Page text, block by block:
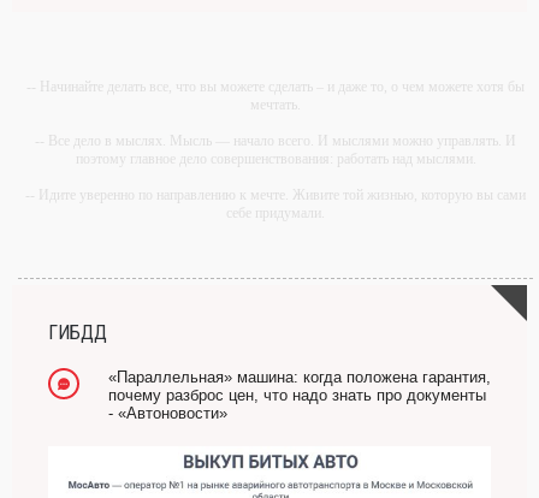
-- Начинайте делать все, что вы можете сделать – и даже то, о чем можете хотя бы
мечтать.
-- Все дело в мыслях. Мысль — начало всего. И мыслями можно управлять. И
поэтому главное дело совершенствования: работать над мыслями.
-- Идите уверенно по направлению к мечте. Живите той жизнью, которую вы сами
себе придумали.
-- Лучшее, что можно сделать с хорошим советом, это пропустить его мимо ушей.
Он никогда не бывает полезен никому, кроме того, кто его дал.
ГИБДД
«Параллельная» машина: когда положена гарантия,
почему разброс цен, что надо знать про документы
- «Автоновости»